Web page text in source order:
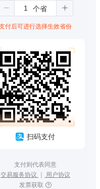
付后可进行选择生效省份
扫码支付
支付则代表同意
交易服务协议 ｜ 用户协议
发票获取